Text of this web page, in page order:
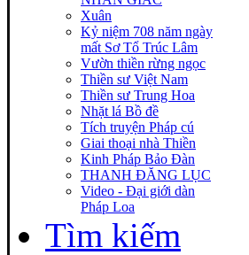
Xuân
Kỷ niệm 708 năm ngày
mất Sơ Tổ Trúc Lâm
Vườn thiền rừng ngọc
Thiền sư Việt Nam
Thiền sư Trung Hoa
Nhặt lá Bồ đề
Tích truyện Pháp cú
Giai thoại nhà Thiền
Kinh Pháp Bảo Đàn
THANH ĐĂNG LỤC
Video - Đại giới dàn
Pháp Loa
Tìm kiếm